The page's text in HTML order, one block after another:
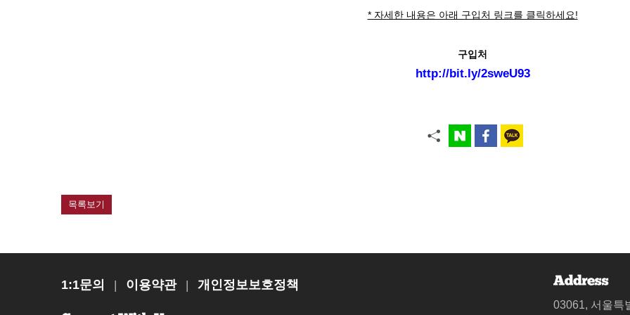
* 자세한 내용은 아래 구입처 링크를 클릭하세요!
구입처
http://bit.ly/2sweU93
목록보기
1:1문의 | 이용약관 | 개인정보보호정책
03061, 서울특